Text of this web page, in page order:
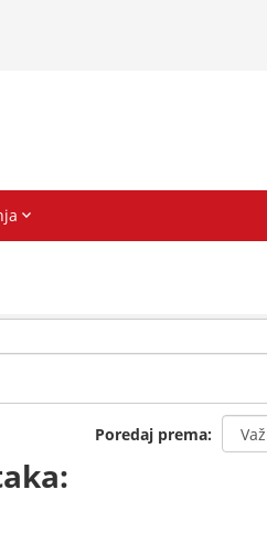
Poredaj prema